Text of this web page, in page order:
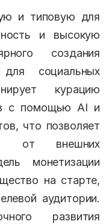
и типовую для
и высокую
создания
для социальных
курацию
с помощью AI и
что позволяет
от внешних
монетизации
на старте,
аудитории.
развития